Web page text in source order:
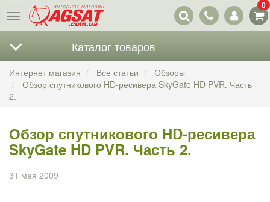
Меню
Наши
контакты
0
Каталог товаров
Интернет магазин Все статьи
Обзоры
Обзор спутникового HD-ресивера SkyGate HD PVR. Часть
2.
Обзор спутникового HD-ресивера
SkyGate HD PVR. Часть 2.
31 мая 2009